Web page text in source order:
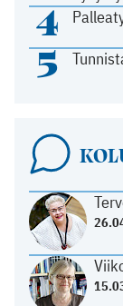
4
5